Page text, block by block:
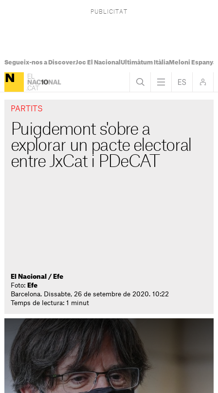
Segueix-nos a DiscoverJoc El Nacional Ultimàtum ItàliaMeloni Espanya
PARTITS
Puigdemont s'obre a
explorar un pacte electoral
entre JxCat i PDeCAT
El Nacional / Efe
Foto: Efe
Barcelona. Dissabte, 26 de setembre de 2020. 10:22
Temps de lectura: 1 minut